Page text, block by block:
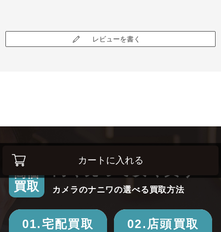
カートに入れる
レビューを書く
高価
買取
高く売って安く買う！
カメラのナニワの選べる買取方法
01.宅配買取 02.店頭買取